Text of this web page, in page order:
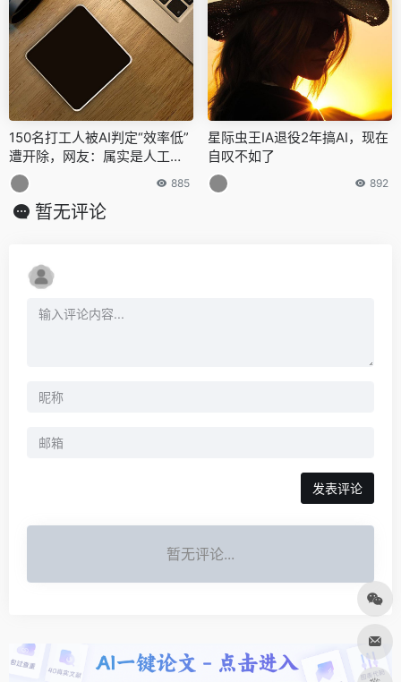
150名打工人被AI判定“效率低”
遭开除，网友：属实是人工智
能，能治工人
885
星际虫王IA退役2年搞AI，现在
自叹不如了
892
暂无评论
发表评论
暂无评论...